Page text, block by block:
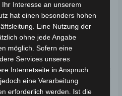
Kategorie:CARGO VOLT
Checkout
Interesse an unserem
hat einen besonders hohen
Eine Nutzung der
ohne jede Angabe
möglich. Sofern eine
Services unseres
Internetseite in Anspruch
eine Verarbeitung
erforderlich werden. Ist die